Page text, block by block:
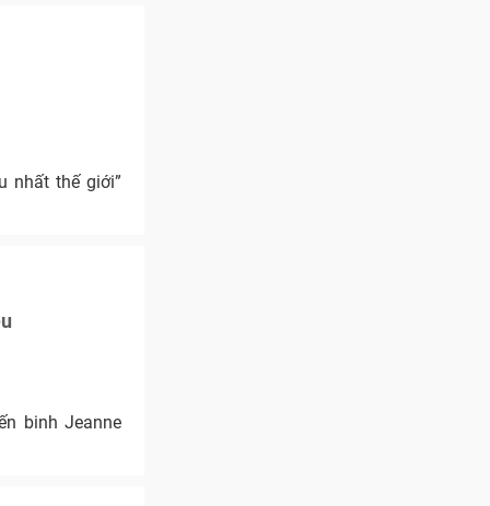
nhất thế giới”
binh Jeanne